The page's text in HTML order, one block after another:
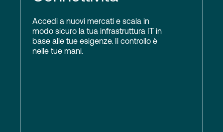
Accedi a nuovi mercati e scala in
modo sicuro la tua infrastruttura IT in
base alle tue esigenze. Il controllo è
nelle tue mani.